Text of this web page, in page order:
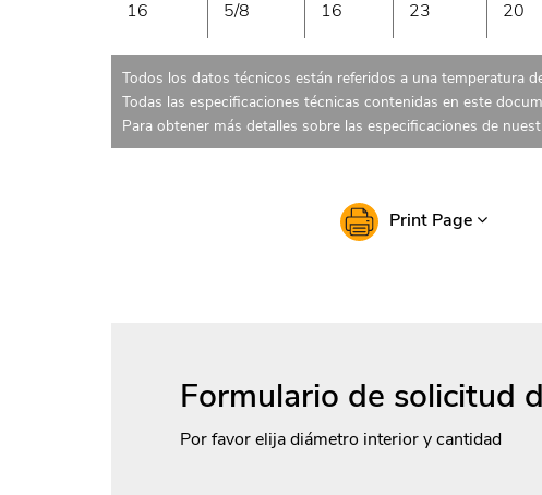
16 5/8 16 23 20
Todos los datos técnicos están referidos a una temperatura
Todas las especificaciones técnicas contenidas en este
Para obtener más detalles sobre las especificaciones de
Print Page
Formulario de solicitud
Por favor elija diámetro interior y cantidad